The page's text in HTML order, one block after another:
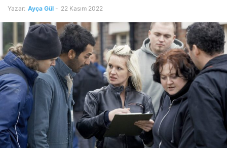
Yazar: Ayça Gül - 22 Kasım 2022